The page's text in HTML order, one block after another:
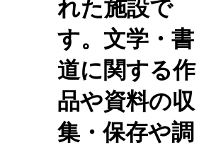
れた施設で
す。文学・書
道に関する作
品や資料の収
集・保存や調